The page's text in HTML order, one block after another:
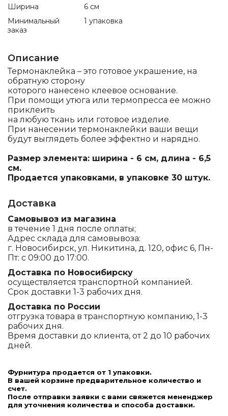
Ширина
6 см
Минимальный
заказ
1 упаковка
Описание
Термонаклейка – это готовое украшение, на
обратную сторону
которого нанесено клеевое основание.
При помощи утюга или термопресса ее можно
приклеить
на любую ткань или готовое изделие.
При нанесении термонаклейки ваши вещи
будут выглядеть более эффектно и нарядно.
Размер элемента: ширина - 6 см, длина - 6,5
см.
Продается упаковками, в упаковке 30 штук.
Доставка
Самовывоз из магазина
в течение 1 дня после оплаты;
Адрес склада для самовывоза:
г. Новосибирск, ул. Никитина, д. 120, офис 6, Пн-
Пт: с 09:00 до 17:00.
Доставка по Новосибирску
осуществляется транспортной компанией.
Срок доставки 1-3 рабочих дня.
Доставка по России
отгрузка товара в транспортную компанию, 1-3
рабочих дня.
Время доставки до клиента, от 2 до 10 рабочих
дней.
Фурнитура продается от 1 упаковки.
В вашей корзине предварительное количество и
счет.
После отправки заявки с вами свяжется мененджер
для уточнения количества и способа доставки.